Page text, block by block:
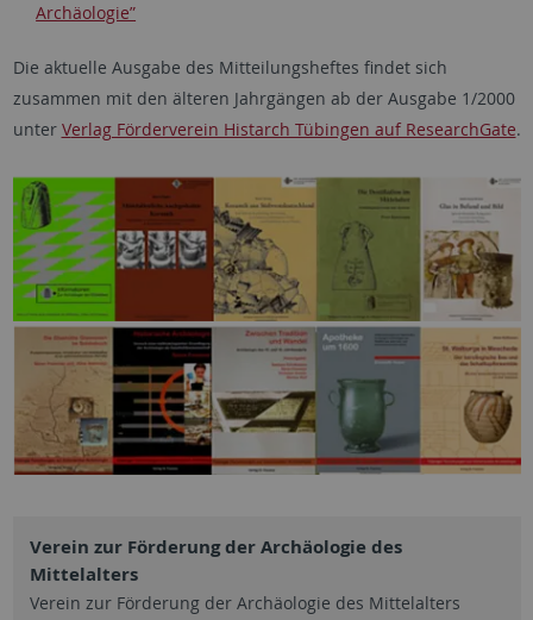
Archäologie”
Die aktuelle Ausgabe des Mitteilungsheftes findet sich
zusammen mit den älteren Jahrgängen ab der Ausgabe 1/2000
unter Verlag Förderverein Histarch Tübingen auf ResearchGate.
Verein zur Förderung der Archäologie des
Mittelalters
Verein zur Förderung der Archäologie des Mittelalters